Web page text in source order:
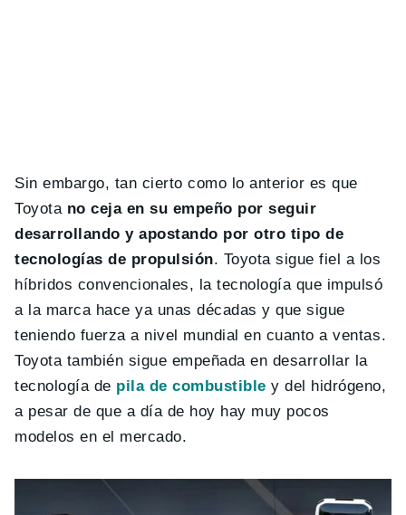
Sin embargo, tan cierto como lo anterior es que
Toyota no ceja en su empeño por seguir
desarrollando y apostando por otro tipo de
tecnologías de propulsión. Toyota sigue fiel a los
híbridos convencionales, la tecnología que impulsó
a la marca hace ya unas décadas y que sigue
teniendo fuerza a nivel mundial en cuanto a ventas.
Toyota también sigue empeñada en desarrollar la
tecnología de pila de combustible y del hidrógeno,
a pesar de que a día de hoy hay muy pocos
modelos en el mercado.